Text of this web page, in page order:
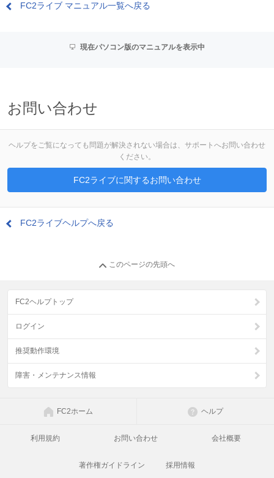
FC2ライブ マニュアル一覧へ戻る
現在パソコン版のマニュアルを表示中
お問い合わせ
ヘルプをご覧になっても問題が解決されない場合は、サポートへお問い合わせ
ください。
FC2ライブに関するお問い合わせ
FC2ライブヘルプへ戻る
このページの先頭へ
FC2ヘルプトップ
ログイン
推奨動作環境
障害・メンテナンス情報
FC2ホーム ヘルプ
利用規約 お問い合わせ 会社概要
著作権ガイドライン 採用情報